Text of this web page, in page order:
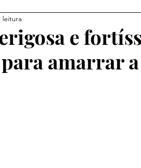
e
amarrar a
leitura